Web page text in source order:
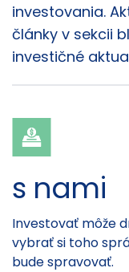
investovania.
články v sekcii
investičné
s nami
Investovať môže
vybrať si toho
bude spravovať.